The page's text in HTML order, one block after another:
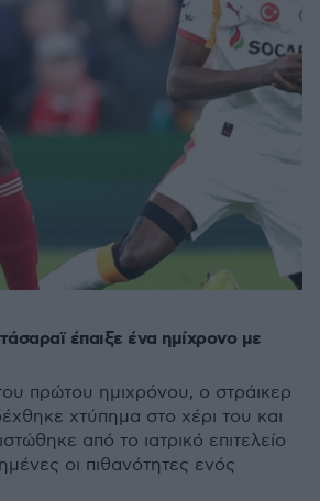
έπαιξε ένα ημίχρονο με
πρώτου ημιχρόνου, ο στράικερ
χτύπημα στο χέρι του και
από το ιατρικό επιτελείο
οι πιθανότητες ενός